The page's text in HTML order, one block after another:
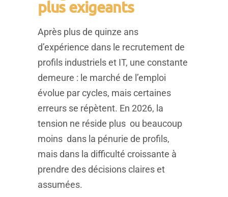
plus exigeants
Après plus de quinze ans
d’expérience dans le recrutement de
profils industriels et IT, une constante
demeure : le marché de l’emploi
évolue par cycles, mais certaines
erreurs se répètent. En 2026, la
tension ne réside plus ou beaucoup
moins dans la pénurie de profils,
mais dans la difficulté croissante à
prendre des décisions claires et
assumées.